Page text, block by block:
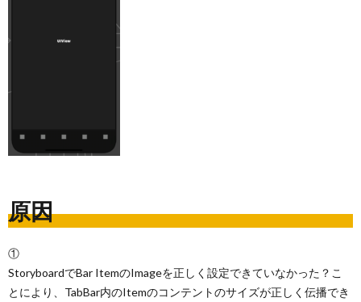
原因
①
StoryboardでBar ItemのImageを正しく設定できていなかった？こ
とにより、TabBar内のItemのコンテントのサイズが正しく伝播でき